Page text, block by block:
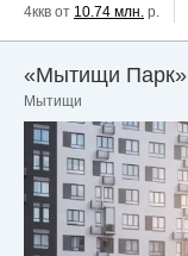
4ккв от 10.74 млн. р.
«Мытищи Парк»
Мытищи